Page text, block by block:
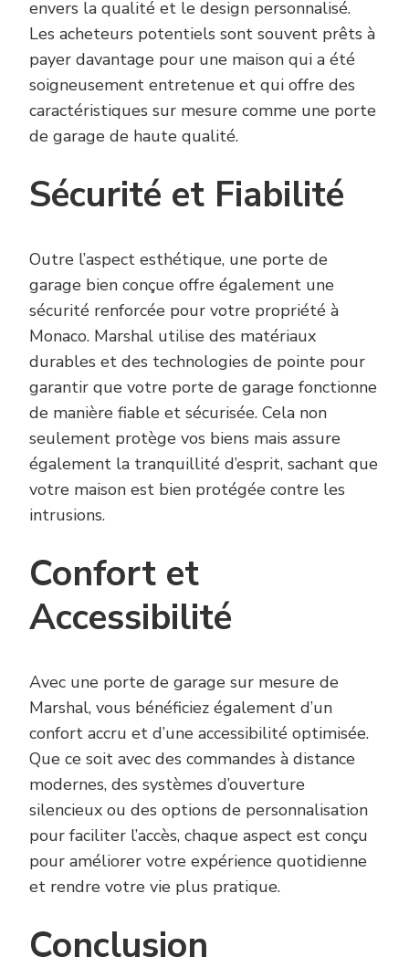
envers la qualité et le design personnalisé.
Les acheteurs potentiels sont souvent prêts à
payer davantage pour une maison qui a été
soigneusement entretenue et qui offre des
caractéristiques sur mesure comme une porte
de garage de haute qualité.
Sécurité et Fiabilité
Outre l’aspect esthétique, une porte de
garage bien conçue offre également une
sécurité renforcée pour votre propriété à
Monaco. Marshal utilise des matériaux
durables et des technologies de pointe pour
garantir que votre porte de garage fonctionne
de manière fiable et sécurisée. Cela non
seulement protège vos biens mais assure
également la tranquillité d’esprit, sachant que
votre maison est bien protégée contre les
intrusions.
Confort et
Accessibilité
Avec une porte de garage sur mesure de
Marshal, vous bénéficiez également d’un
confort accru et d’une accessibilité optimisée.
Que ce soit avec des commandes à distance
modernes, des systèmes d’ouverture
silencieux ou des options de personnalisation
pour faciliter l’accès, chaque aspect est conçu
pour améliorer votre expérience quotidienne
et rendre votre vie plus pratique.
Conclusion